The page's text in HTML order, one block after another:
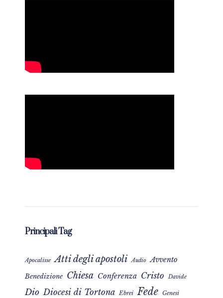
Principali Tag
Apocalisse Atti degli apostoli Audio Avvento
Benedizione Chiesa Conferenza Cristo Davide
Dio Diocesi di Tortona Ebrei Fede Genesi